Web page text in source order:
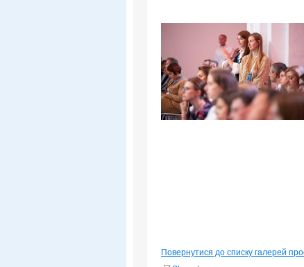
Повернутися до списку галерей